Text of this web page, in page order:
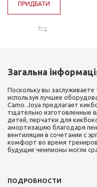
ПРИДБАТИ
Загальна
Поскольку вы
используя лучшее
Camo. Joya предлагает
тщательно изготовленные
детей, перчатки для
амортизацию благодаря
вентиляции в сочетании с
комфорт во время
будущие чемпионы могли
ПОДРОБНОСТИ